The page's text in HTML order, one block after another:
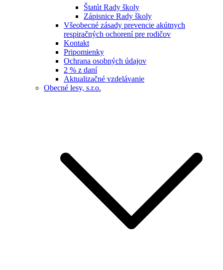
Štatút Rady školy
Zápisnice Rady školy
Všeobecné zásady prevencie akútnych
respiračných ochorení pre rodičov
Kontakt
Pripomienky
Ochrana osobných údajov
2 % z daní
Aktualizačné vzdelávanie
Obecné lesy, s.r.o.